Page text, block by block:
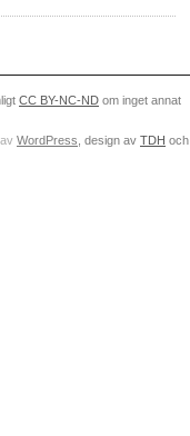
CC BY-NC-ND om inget annat
WordPress , design av TDH och